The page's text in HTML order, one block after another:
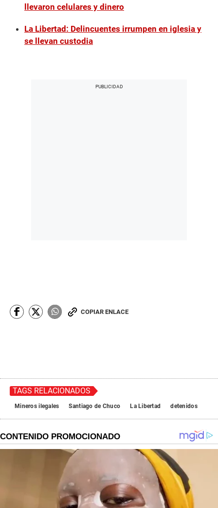
llevaron celulares y dinero
La Libertad: Delincuentes irrumpen en iglesia y
se llevan custodia
COPIAR ENLACE
TAGS RELACIONADOS
Mineros ilegales Santiago de Chuco La Libertad detenidos